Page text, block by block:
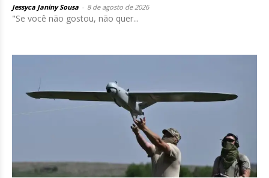
Jessyca Janiny Sousa 8 de agosto de 2026
"Se você não gostou, não quer...